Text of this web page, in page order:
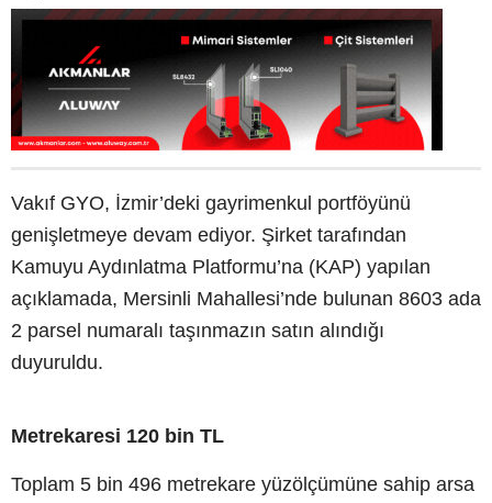
Vakıf GYO, İzmir’deki gayrimenkul portföyünü
genişletmeye devam ediyor. Şirket tarafından
Kamuyu Aydınlatma Platformu’na (KAP) yapılan
açıklamada, Mersinli Mahallesi’nde bulunan 8603 ada
2 parsel numaralı taşınmazın satın alındığı
duyuruldu.
Metrekaresi 120 bin TL
Toplam 5 bin 496 metrekare yüzölçümüne sahip arsa